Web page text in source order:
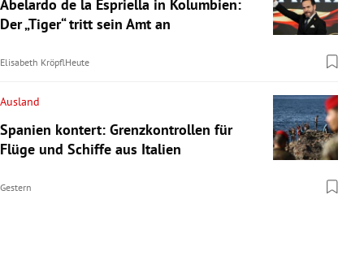
Abelardo de la Espriella in Kolumbien:
Der „Tiger“ tritt sein Amt an
Elisabeth KröpflHeute
Ausland
Spanien kontert: Grenzkontrollen für
Flüge und Schiffe aus Italien
Gestern